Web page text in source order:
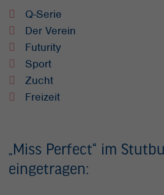
Q-Serie
Der Verein
Futurity
Sport
Zucht
Freizeit
„Miss Perfect“ im
eingetragen: